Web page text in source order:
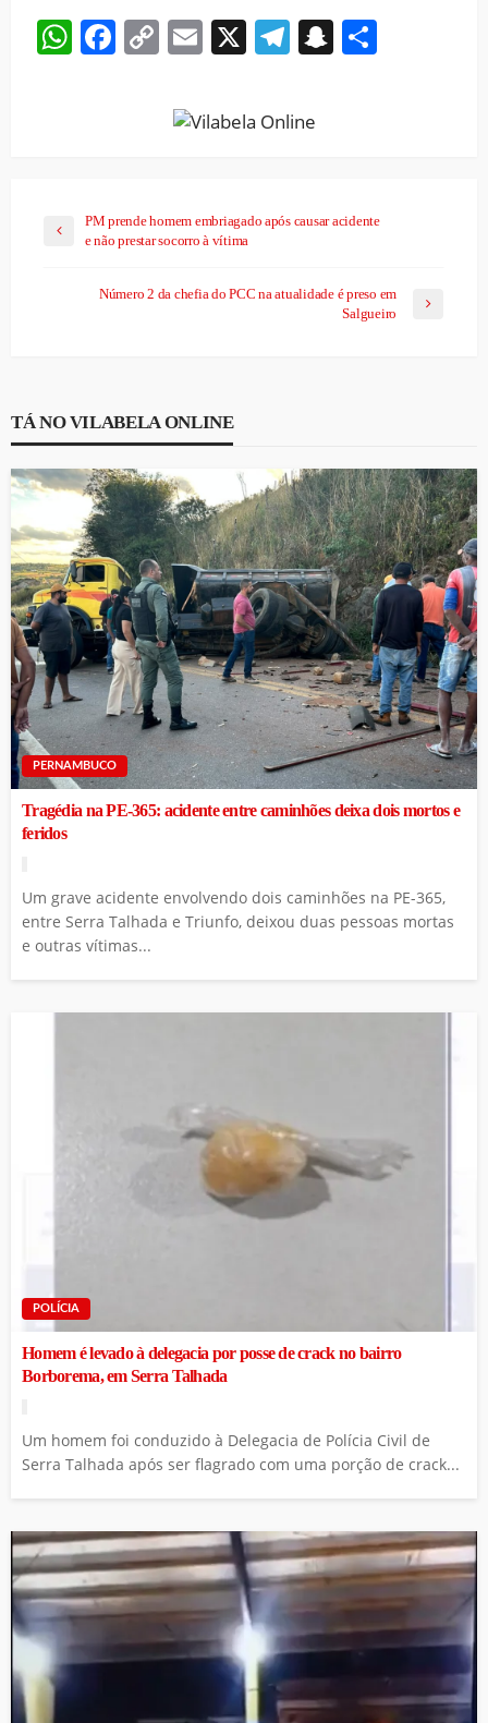
WhatsApp
Facebook
CopyEmail
X Telegram
Snapchat
PM prende homem embriagado após causar acidente
e não prestar socorro à vítima
Número 2 da chefia do PCC na atualidade é preso em
Salgueiro
TÁ NO VILABELA ONLINE
PERNAMBUCO
Tragédia na PE-365: acidente entre caminhões deixa dois mortos e
feridos
Um grave acidente envolvendo dois caminhões na PE-365,
entre Serra Talhada e Triunfo, deixou duas pessoas mortas
e outras vítimas...
POLÍCIA
Homem é levado à delegacia por posse de crack no bairro
Borborema, em Serra Talhada
Um homem foi conduzido à Delegacia de Polícia Civil de
Serra Talhada após ser flagrado com uma porção de crack...